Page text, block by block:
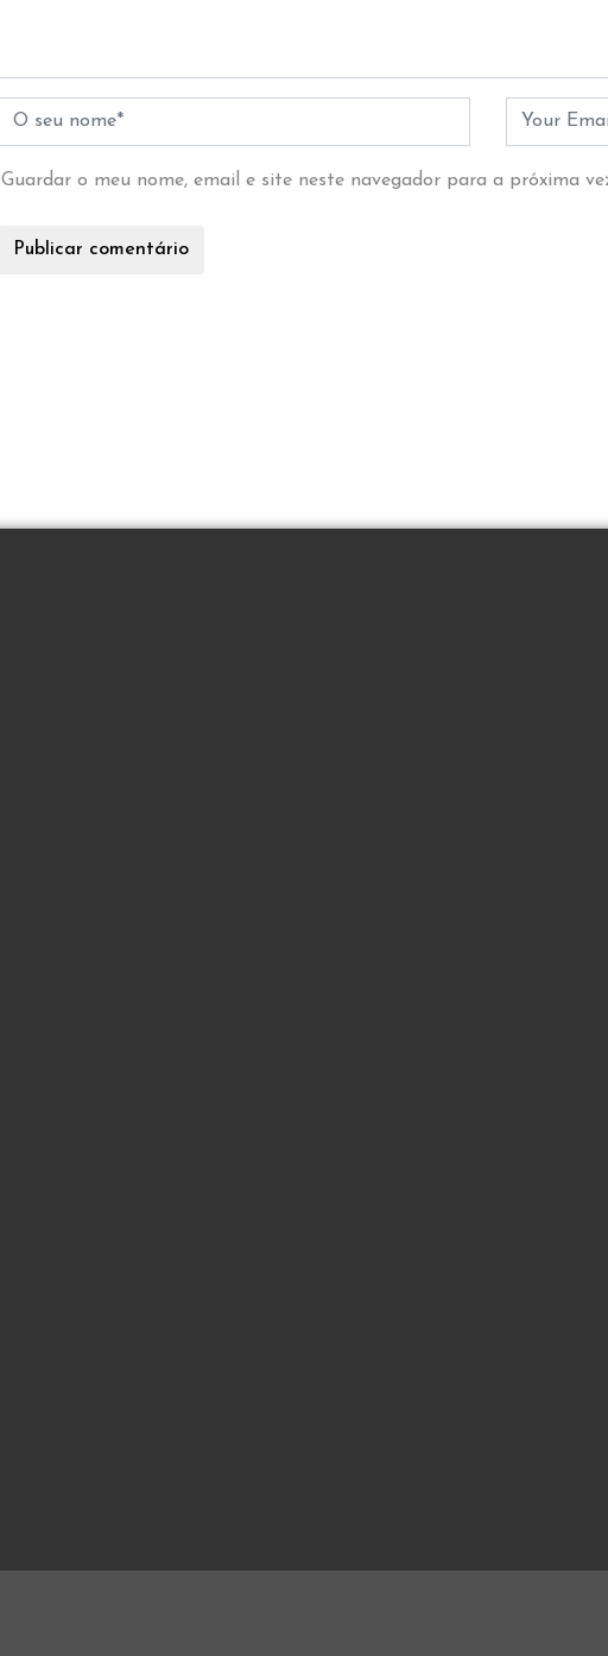
Guardar o meu nome, email e site neste navegador para a próxima